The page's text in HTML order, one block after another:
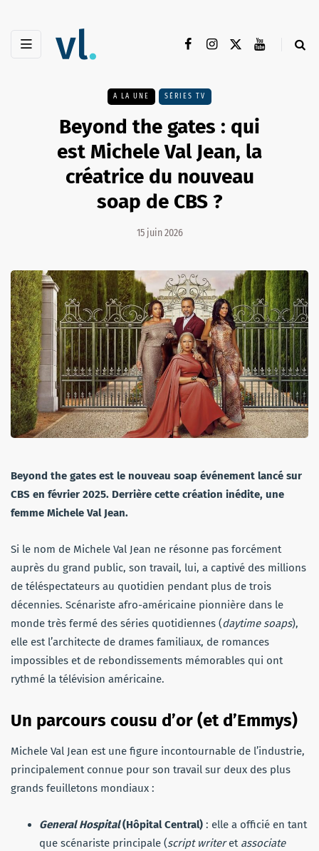
A LA UNE SÉRIES TV
Beyond the gates : qui
est Michele Val Jean, la
créatrice du nouveau
soap de CBS ?
15 juin 2026
Beyond the gates est le nouveau soap événement lancé sur
CBS en février 2025. Derrière cette création inédite, une
femme Michele Val Jean.
Si le nom de Michele Val Jean ne résonne pas forcément
auprès du grand public, son travail, lui, a captivé des millions
de téléspectateurs au quotidien pendant plus de trois
décennies. Scénariste afro-américaine pionnière dans le
monde très fermé des séries quotidiennes (daytime soaps),
elle est l’architecte de drames familiaux, de romances
impossibles et de rebondissements mémorables qui ont
rythmé la télévision américaine.
Un parcours cousu d’or (et d’Emmys)
Michele Val Jean est une figure incontournable de l’industrie,
principalement connue pour son travail sur deux des plus
grands feuilletons mondiaux :
General Hospital(Hôpital Central) : elle a officié en tant
que scénariste principale (script writeret associate